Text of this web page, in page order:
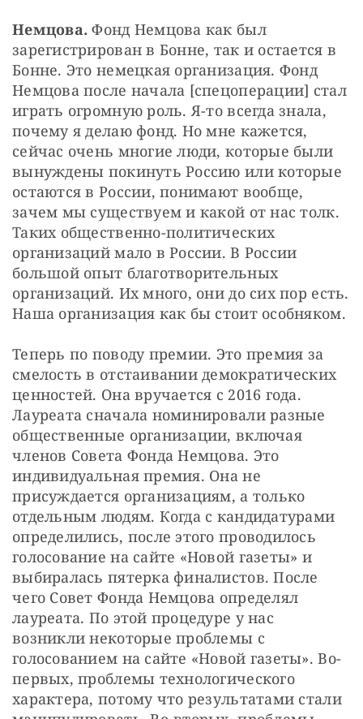
Немцова. Фонд Немцова как был
зарегистрирован в Бонне, так и остается в
Бонне. Это немецкая организация. Фонд
Немцова после начала [спецоперации] стал
играть огромную роль. Я-то всегда знала,
почему я делаю фонд. Но мне кажется,
сейчас очень многие люди, которые были
вынуждены покинуть Россию или которые
остаются в России, понимают вообще,
зачем мы существуем и какой от нас толк.
Таких общественно-политических
организаций мало в России. В России
большой опыт благотворительных
организаций. Их много, они до сих пор есть.
Наша организация как бы стоит особняком.
Теперь по поводу премии. Это премия за
смелость в отстаивании демократических
ценностей. Она вручается с 2016 года.
Лауреата сначала номинировали разные
общественные организации, включая
членов Совета Фонда Немцова. Это
индивидуальная премия. Она не
присуждается организациям, а только
отдельным людям. Когда с кандидатурами
определились, после этого проводилось
голосование на сайте «Новой газеты» и
выбиралась пятерка финалистов. После
чего Совет Фонда Немцова определял
лауреата. По этой процедуре у нас
возникли некоторые проблемы с
голосованием на сайте «Новой газеты». Во-
первых, проблемы технологического
характера, потому что результатами стали